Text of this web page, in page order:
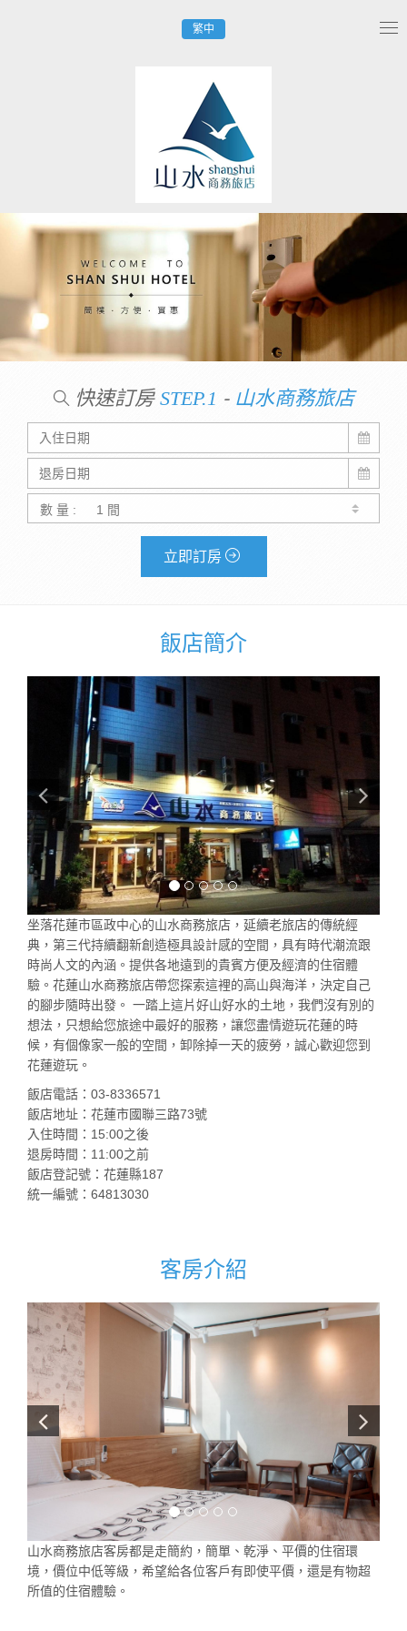
繁中
快速訂房 STEP.1 - 山水商務旅店
數 量 :
立即訂房
飯店簡介
坐落花蓮市區政中心的山水商務旅店，延續老旅店的傳統經
典，第三代持續翻新創造極具設計感的空間，具有時代潮流跟
時尚人文的內涵。提供各地遠到的貴賓方便及經濟的住宿體
驗。花蓮山水商務旅店帶您探索這裡的高山與海洋，決定自己
的腳步隨時出發。 一踏上這片好山好水的土地，我們沒有別的
想法，只想給您旅途中最好的服務，讓您盡情遊玩花蓮的時
候，有個像家一般的空間，卸除掉一天的疲勞，誠心歡迎您到
花蓮遊玩。
飯店電話：03-8336571
飯店地址：花蓮市國聯三路73號
入住時間：15:00之後
退房時間：11:00之前
飯店登記號：花蓮縣187
統一編號：64813030
客房介紹
山水商務旅店客房都是走簡約，簡單、乾淨、平價的住宿環
境，價位中低等級，希望給各位客戶有即使平價，還是有物超
所值的住宿體驗。